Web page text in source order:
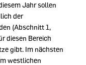
Jahr sollen
der
(Abschnitt 1,
diesen Bereich
gibt. Im nächsten
westlichen